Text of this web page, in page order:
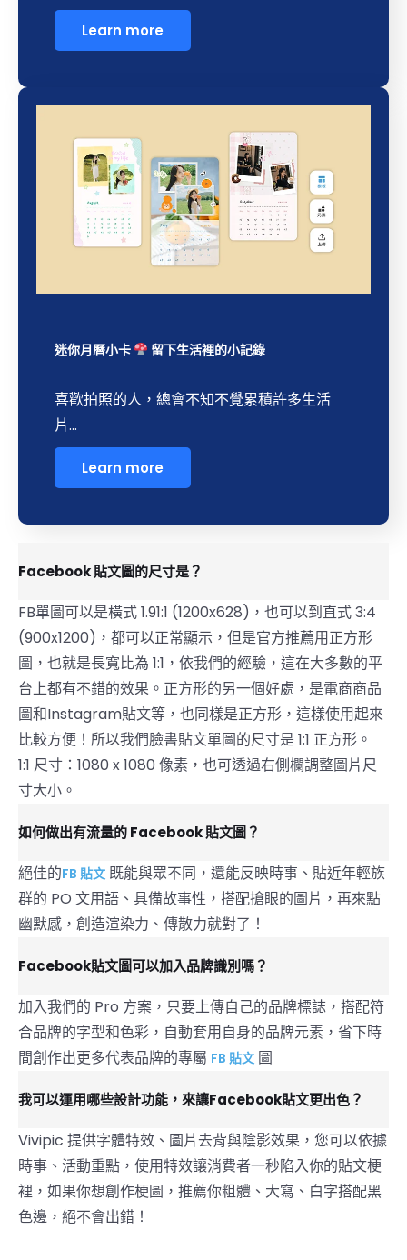
Learn more
迷你月曆小卡 留下生活裡的小記錄
喜歡拍照的人，總會不知不覺累積許多生活
片...
Learn more
Facebook 貼文圖的尺寸是？
FB單圖可以是橫式 1.91:1 (1200x628)，也可以到直式 3:4
(900x1200)，都可以正常顯示，但是官方推薦用正方形
圖，也就是長寬比為 1:1，依我們的經驗，這在大多數的平
台上都有不錯的效果。正方形的另一個好處，是電商商品
圖和Instagram貼文等，也同樣是正方形，這樣使用起來
比較方便！所以我們臉書貼文單圖的尺寸是 1:1 正方形。
1:1 尺寸：1080 x 1080 像素，也可透過右側欄調整圖片尺
寸大小。
如何做出有流量的 Facebook 貼文圖？
絕佳的FB 貼文 既能與眾不同，還能反映時事、貼近年輕族
群的 PO 文用語、具備故事性，搭配搶眼的圖片，再來點
幽默感，創造渲染力、傳散力就對了！
Facebook貼文圖可以加入品牌識別嗎？
加入我們的 Pro 方案，只要上傳自己的品牌標誌，搭配符
合品牌的字型和色彩，自動套用自身的品牌元素，省下時
間創作出更多代表品牌的專屬 FB 貼文 圖
我可以運用哪些設計功能，來讓Facebook貼文更出色？
Vivipic 提供字體特效、圖片去背與陰影效果，您可以依據
時事、活動重點，使用特效讓消費者一秒陷入你的貼文梗
裡，如果你想創作梗圖，推薦你粗體、大寫、白字搭配黑
色邊，絕不會出錯！